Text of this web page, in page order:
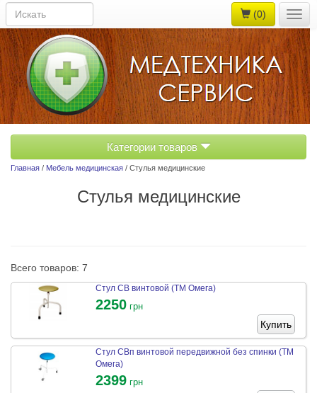
(0)
Категории товаров
Главная / Мебель медицинская / Стулья медицинские
Стулья медицинские
Всего товаров: 7
Стул СВ винтовой (ТМ Омега)
2250 грн
Купить
Стул СВп винтовой передвижной без спинки (ТМ
Омега)
2399 грн